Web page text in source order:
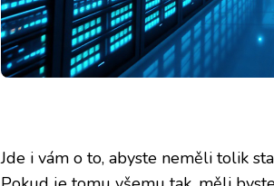
Jde i vám o to, abyste neměli tolik